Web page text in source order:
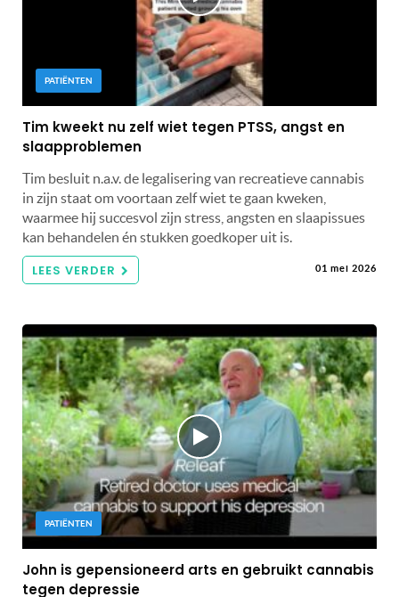
PATIËNTEN
Tim kweekt nu zelf wiet tegen PTSS, angst en
slaapproblemen
Tim besluit n.a.v. de legalisering van recreatieve cannabis
in zijn staat om voortaan zelf wiet te gaan kweken,
waarmee hij succesvol zijn stress, angsten en slaapissues
kan behandelen én stukken goedkoper uit is.
LEES VERDER 01 mei 2026
PATIËNTEN
John is gepensioneerd arts en gebruikt cannabis
tegen depressie